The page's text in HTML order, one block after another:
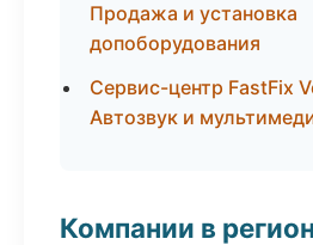
Продажа и установка
допоборудования
Сервис-центр FastFix
Автозвук и
Компании в